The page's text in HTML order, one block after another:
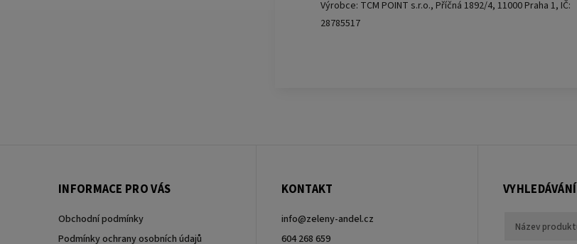
Výrobce: TCM POINT s.r.o., Příčná 1892/4, 11000 Praha 1, IČ:
28785517
INFORMACE PRO VÁS
Obchodní podmínky
Podmínky ochrany osobních údajů
KONTAKT
info@zeleny-andel.cz
604 268 659
VYHLEDÁVÁNÍ